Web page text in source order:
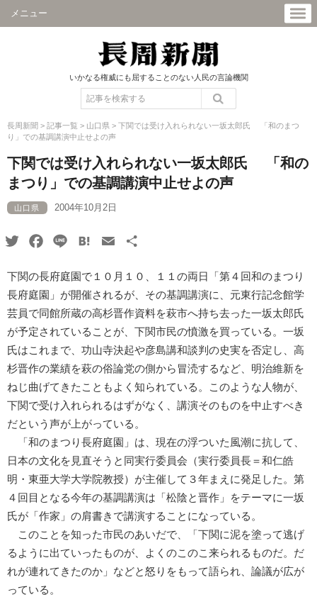
メニュー
いかなる権威にも屈することのない人民の言論機関
長周新聞 > 記事一覧 > 山口県 > 下関では受け入れられない一坂太郎氏 「和のまつ
り」での基調講演中止せよの声
下関では受け入れられない一坂太郎氏 「和の
まつり」での基調講演中止せよの声
山口県 2004年10月2日
TwitterFacebook
Line HatenaEmail
下関の長府庭園で１０月１０、１１の両日「第４回和のまつり
長府庭園」が開催されるが、その基調講演に、元東行記念館学
芸員で同館所蔵の高杉晋作資料を萩市へ持ち去った一坂太郎氏
が予定されていることが、下関市民の憤激を買っている。一坂
氏はこれまで、功山寺決起や彦島講和談判の史実を否定し、高
杉晋作の業績を萩の俗論党の側から冒涜するなど、明治維新を
ねじ曲げてきたこともよく知られている。このような人物が、
下関で受け入れられるはずがなく、講演そのものを中止すべき
だという声が上がっている。
「和のまつり長府庭園」は、現在の浮ついた風潮に抗して、
日本の文化を見直そうと同実行委員会（実行委員長＝和仁皓
明・東亜大学大学院教授）が主催して３年まえに発足した。第
４回目となる今年の基調講演は「松陰と晋作」をテーマに一坂
氏が「作家」の肩書きで講演することになっている。
このことを知った市民のあいだで、「下関に泥を塗って逃げ
るように出ていったものが、よくのこのこ来られるものだ。だ
れが連れてきたのか」などと怒りをもって語られ、論議が広が
っている。